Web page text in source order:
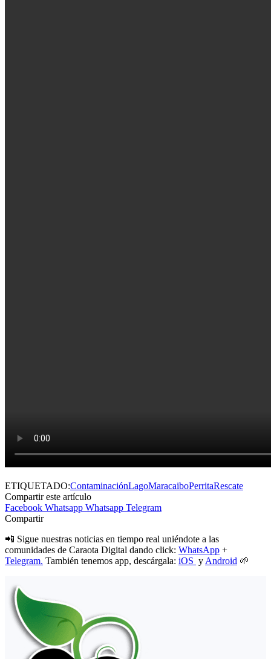
ETIQUETADO:ContaminaciónLagoMaracaiboPerritaRescate
Compartir este artículo
Facebook Whatsapp Whatsapp Telegram
Compartir
📲 Sigue nuestras noticias en tiempo real uniéndote a las
comunidades de Caraota Digital dando click: WhatsApp +
Telegram. También tenemos app, descárgala: iOS y Android 🌱